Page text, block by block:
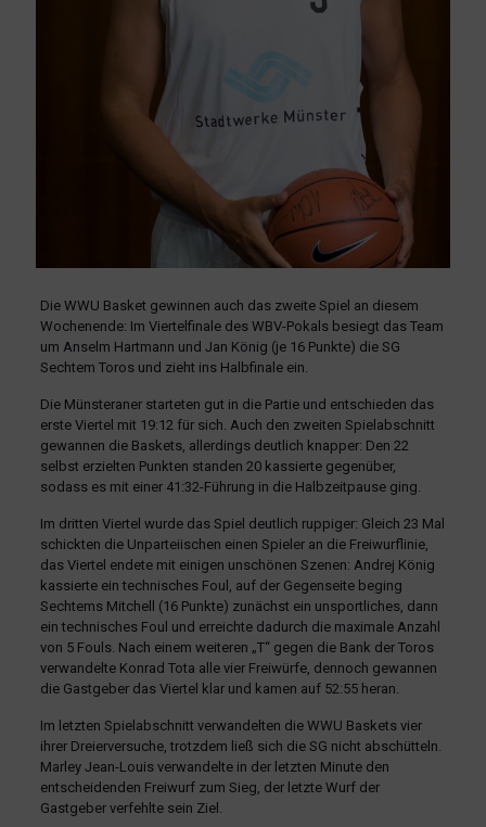
Die WWU Basket gewinnen auch das zweite Spiel an diesem
Wochenende: Im Viertelfinale des WBV-Pokals besiegt das Team
um Anselm Hartmann und Jan König (je 16 Punkte) die SG
Sechtem Toros und zieht ins Halbfinale ein.
Die Münsteraner starteten gut in die Partie und entschieden das
erste Viertel mit 19:12 für sich. Auch den zweiten Spielabschnitt
gewannen die Baskets, allerdings deutlich knapper: Den 22
selbst erzielten Punkten standen 20 kassierte gegenüber,
sodass es mit einer 41:32-Führung in die Halbzeitpause ging.
Im dritten Viertel wurde das Spiel deutlich ruppiger: Gleich 23 Mal
schickten die Unparteiischen einen Spieler an die Freiwurflinie,
das Viertel endete mit einigen unschönen Szenen: Andrej König
kassierte ein technisches Foul, auf der Gegenseite beging
Sechtems Mitchell (16 Punkte) zunächst ein unsportliches, dann
ein technisches Foul und erreichte dadurch die maximale Anzahl
von 5 Fouls. Nach einem weiteren „T“ gegen die Bank der Toros
verwandelte Konrad Tota alle vier Freiwürfe, dennoch gewannen
die Gastgeber das Viertel klar und kamen auf 52:55 heran.
Im letzten Spielabschnitt verwandelten die WWU Baskets vier
ihrer Dreierversuche, trotzdem ließ sich die SG nicht abschütteln.
Marley Jean-Louis verwandelte in der letzten Minute den
entscheidenden Freiwurf zum Sieg, der letzte Wurf der
Gastgeber verfehlte sein Ziel.